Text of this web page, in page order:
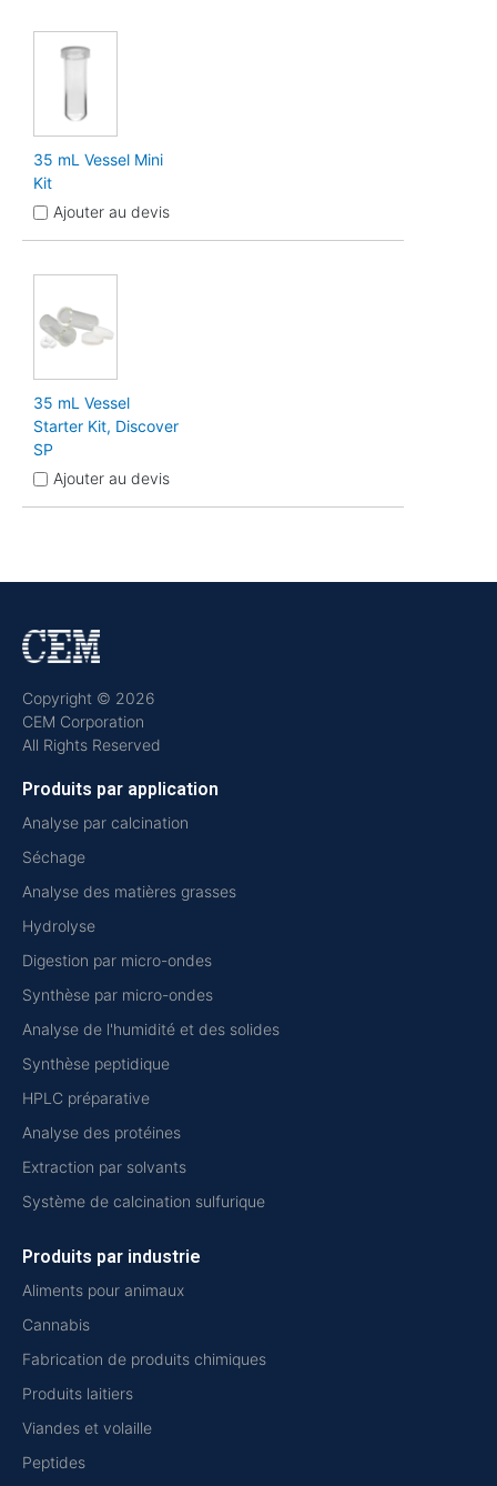
35 mL Vessel Mini
Kit
Ajouter au devis
35 mL Vessel
Starter Kit, Discover
SP
Ajouter au devis
Copyright © 2026
CEM Corporation
All Rights Reserved
Produits par application
Analyse par calcination
Séchage
Analyse des matières grasses
Hydrolyse
Digestion par micro-ondes
Synthèse par micro-ondes
Analyse de l'humidité et des solides
Synthèse peptidique
HPLC préparative
Analyse des protéines
Extraction par solvants
Système de calcination sulfurique
Produits par industrie
Aliments pour animaux
Cannabis
Fabrication de produits chimiques
Produits laitiers
Viandes et volaille
Peptides